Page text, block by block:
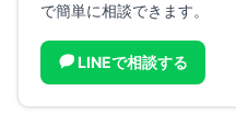
で簡単に相談できます。
LINEで相談する